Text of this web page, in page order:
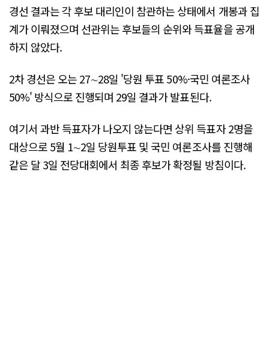
경선 결과는 각 후보 대리인이 참관하는 상태에서 개봉과 집
계가 이뤄졌으며 선관위는 후보들의 순위와 득표율을 공개
하지 않았다.
2차 경선은 오는 27∼28일 '당원 투표 50%·국민 여론조사
50%' 방식으로 진행되며 29일 결과가 발표된다.
여기서 과반 득표자가 나오지 않는다면 상위 득표자 2명을
대상으로 5월 1∼2일 당원투표 및 국민 여론조사를 진행해
같은 달 3일 전당대회에서 최종 후보가 확정될 방침이다.